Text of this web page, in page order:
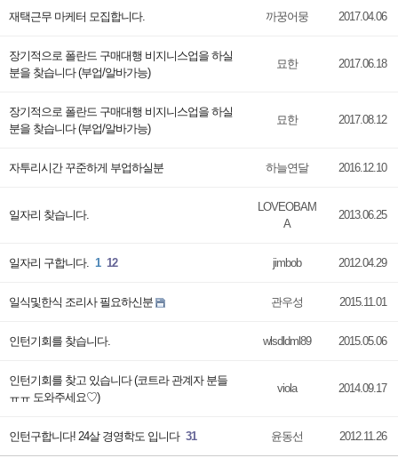
재택근무 마케터 모집합니다. 까꿍어뭉 2017.04.06
장기적으로 폴란드 구매대행 비지니스업을 하실
분을 찾습니다 (부업/알바가능)
묘한 2017.06.18
장기적으로 폴란드 구매대행 비지니스업을 하실
분을 찾습니다 (부업/알바가능)
묘한 2017.08.12
자투리시간 꾸준하게 부업하실분 하늘연달 2016.12.10
일자리 찾습니다.
LOVEOBAM
A
2013.06.25
일자리 구합니다. 1 12 jimbob 2012.04.29
일식및한식 조리사 필요하신분 관우성 2015.11.01
인턴기회를 찾습니다. wlsdldml89 2015.05.06
인턴기회를 찾고 있습니다 (코트라 관계자 분들
ㅠㅠ 도와주세요♡)
viola 2014.09.17
인턴구합니다! 24살 경영학도 입니다 31 윤동선 2012.11.26